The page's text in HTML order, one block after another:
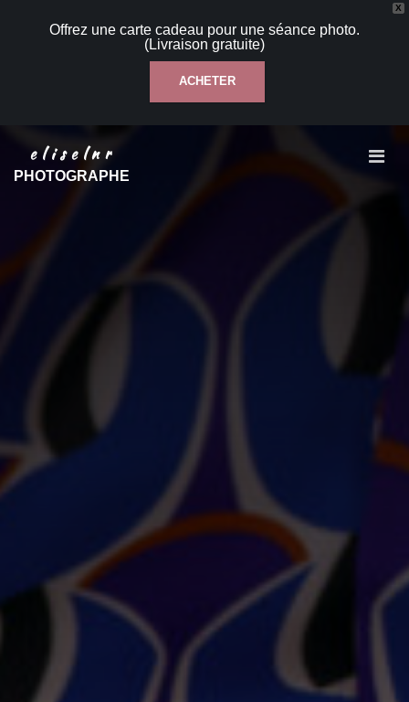
X
Offrez une carte cadeau pour une séance photo.
(Livraison gratuite)
ACHETER
contenu
eliselnr
PHOTOGRAPHE